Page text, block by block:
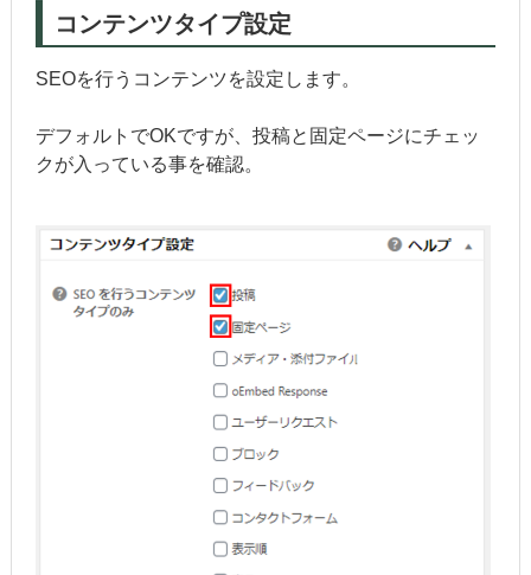
コンテンツタイプ設定
SEOを行うコンテンツを設定します。
デフォルトでOKですが、投稿と固定ページにチェッ
クが入っている事を確認。